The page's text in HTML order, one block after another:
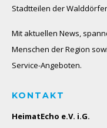
Stadtteilen der
Mit aktuellen News,
Menschen der Region
Service-Angeboten.
KONTAKT
HeimatEcho e.V. i.G.